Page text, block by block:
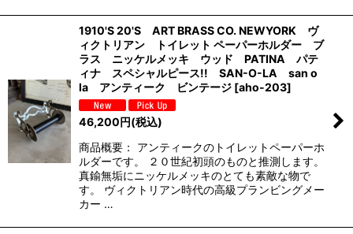
1910'S 20'S ART BRASS CO. NEWYORK ヴ
ィクトリアン トイレット ペーパーホルダー ブ
ラス ニッケルメッキ ウッド PATINA パテ
ィナ スペシャルピース!! SAN-O-LA san o
la アンティーク ビンテージ [aho-203]
46,200円(税込)
商品概要： アンティークのトイレットペーパーホ
ルダーです。 ２０世紀初頭のものと推測します。
真鍮無垢にニッケルメッキのとても素敵な物で
す。 ヴィクトリアン時代の高級プランビングメー
カー …